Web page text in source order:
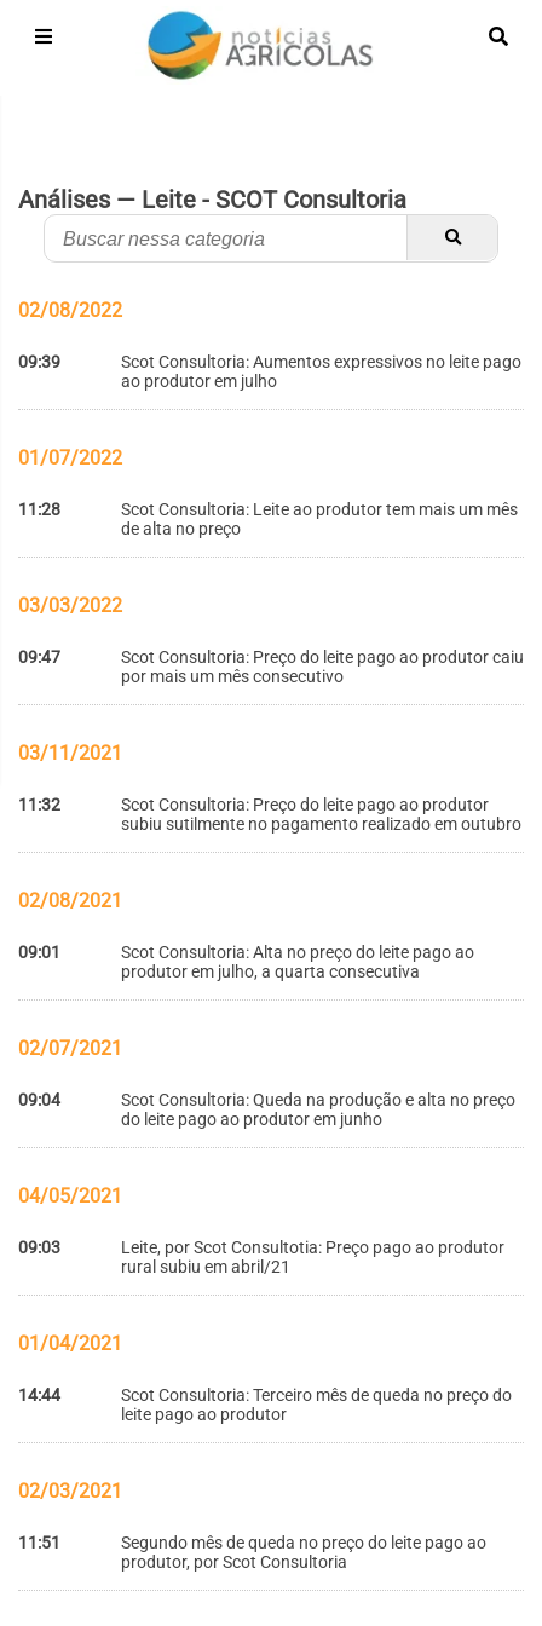
Análises — Leite - SCOT Consultoria
02/08/2022
09:39
Scot Consultoria: Aumentos expressivos no leite pago
ao produtor em julho
01/07/2022
11:28
Scot Consultoria: Leite ao produtor tem mais um mês
de alta no preço
03/03/2022
09:47
Scot Consultoria: Preço do leite pago ao produtor caiu
por mais um mês consecutivo
03/11/2021
11:32
Scot Consultoria: Preço do leite pago ao produtor
subiu sutilmente no pagamento realizado em outubro
02/08/2021
09:01
Scot Consultoria: Alta no preço do leite pago ao
produtor em julho, a quarta consecutiva
02/07/2021
09:04
Scot Consultoria: Queda na produção e alta no preço
do leite pago ao produtor em junho
04/05/2021
09:03
Leite, por Scot Consultotia: Preço pago ao produtor
rural subiu em abril/21
01/04/2021
14:44
Scot Consultoria: Terceiro mês de queda no preço do
leite pago ao produtor
02/03/2021
11:51
Segundo mês de queda no preço do leite pago ao
produtor, por Scot Consultoria